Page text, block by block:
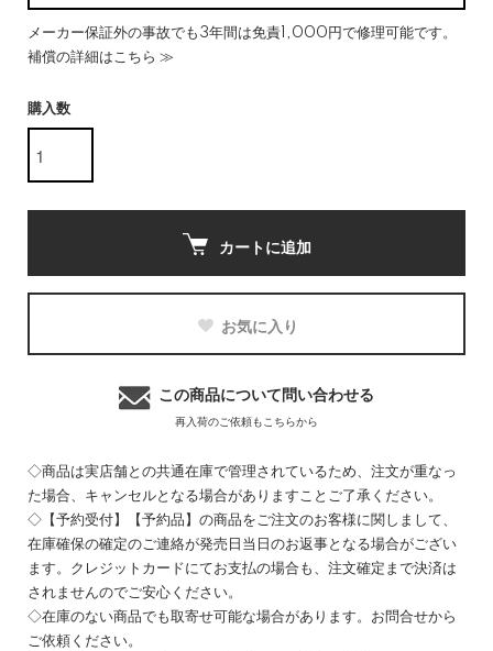
メーカー保証外の事故でも3年間は免責1,000円で修理可能です。
補償の詳細はこちら ≫
購入数
カートに追加
お気に入り
この商品について問い合わせる
再入荷のご依頼もこちらから
◇商品は実店舗との共通在庫で管理されているため、注文が重なっ
た場合、キャンセルとなる場合がありますことご了承ください。
◇【予約受付】【予約品】の商品をご注文のお客様に関しまして、
在庫確保の確定のご連絡が発売日当日のお返事となる場合がござい
ます。クレジットカードにてお支払の場合も、注文確定まで決済は
されませんのでご安心ください。
◇在庫のない商品でも取寄せ可能な場合があります。お問合せから
ご依頼ください。